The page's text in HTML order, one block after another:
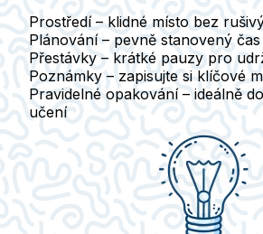
Prostředí– klidné místo bez
Plánování– pevně stanovený
Přestávky – krátké pauzy pro
Poznámky – zapisujte si klíčové
Pravidelné opakování– ideálně
učení